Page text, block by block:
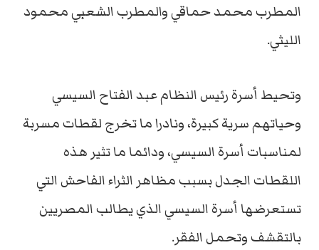
المطرب محمد حماقي والمطرب الشعبي محمود
الليثي.
وتحيط أسرة رئيس النظام عبد الفتاح السيسي
وحياتهم سرية كبيرة، ونادرا ما تخرج لقطات مسربة
لمناسبات أسرة السيسي، ودائما ما تثير هذه
اللقطات الجدل بسبب مظاهر الثراء الفاحش التي
تستعرضها أسرة السيسي الذي يطالب المصريين
بالتقشف وتحمل الفقر.